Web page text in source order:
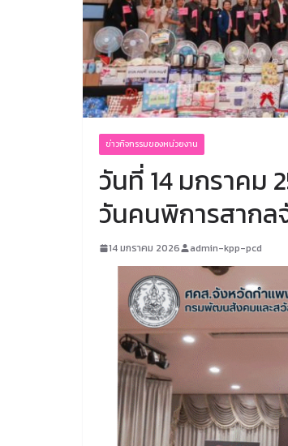
ข่าวกิจกรรมของหน่วยงาน
วันที่ 14 มกราคม
วันคนพิการสากล
14 มกราคม 2026 admin-kpp-pcd